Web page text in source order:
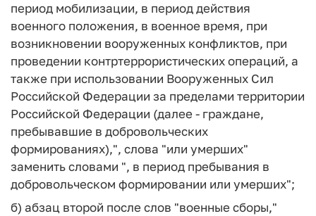
период мобилизации, в период действия
военного положения, в военное время, при
возникновении вооруженных конфликтов, при
проведении контртеррористических операций, а
также при использовании Вооруженных Сил
Российской Федерации за пределами территории
Российской Федерации (далее - граждане,
пребывавшие в добровольческих
формированиях),", слова "или умерших"
заменить словами ", в период пребывания в
добровольческом формировании или умерших";
б) абзац второй после слов "военные сборы,"